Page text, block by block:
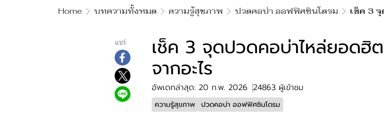
Home บทความทั้งหมด ความรู้สุขภาพ ปวดคอบ่า ออฟฟิศซินโดรม เช็ค 3
แชร์ เช็ค 3 จุดปวดคอบ่าไหล่ยอดฮิ
จากอะไร
อัพเดทล่าสุด: 20 ก.พ. 2026 24863 ผู้เข้าชม
ความรู้สุขภาพ ปวดคอบ่า ออฟฟิศซินโดรม